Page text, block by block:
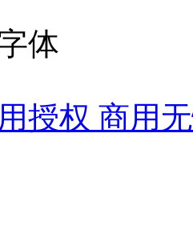
体
授权 商用